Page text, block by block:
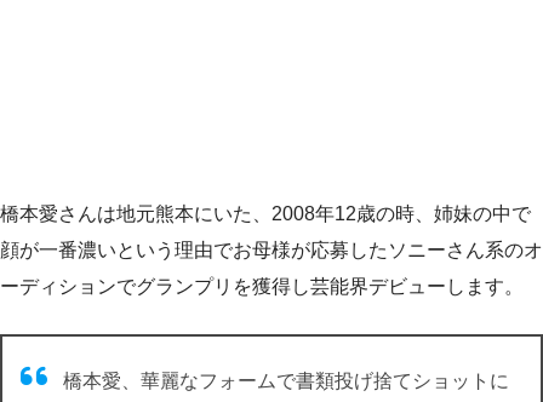
橋本愛さんは地元熊本にいた、2008年12歳の時、姉妹の中で
顔が一番濃いという理由でお母様が応募したソニーさん系のオ
ーディションでグランプリを獲得し芸能界デビューします。
橋本愛、華麗なフォームで書類投げ捨てショットに